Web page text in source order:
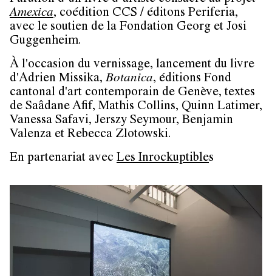
Amexica, coédition CCS / éditons Periferia,
avec le soutien de la Fondation Georg et Josi
Guggenheim.
À l'occasion du vernissage, lancement du livre
d'Adrien Missika, Botanica, éditions Fond
cantonal d'art contemporain de Genève, textes
de Saâdane Afif, Mathis Collins, Quinn Latimer,
Vanessa Safavi, Jerszy Seymour, Benjamin
Valenza et Rebecca Zlotowski.
En partenariat avec Les Inrockuptibles